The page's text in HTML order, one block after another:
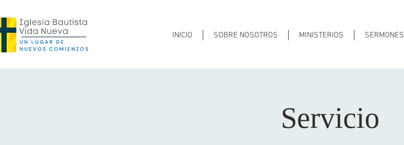
INICIO SOBRE NOSOTROS MINISTERIOS SERMONES
Servicio